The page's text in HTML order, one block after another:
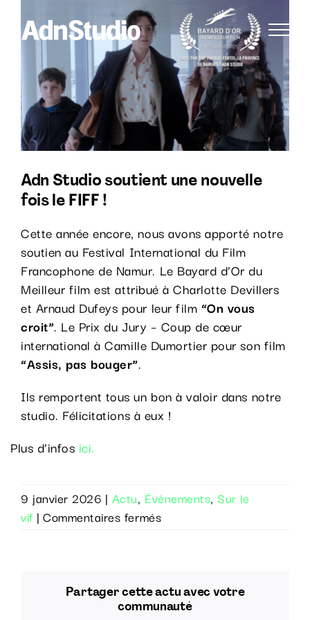
contenu
l'image
agrandie
Adn Studio soutient une nouvelle
fois le FIFF !
Cette année encore, nous avons apporté notre
soutien au Festival International du Film
Francophone de Namur. Le Bayard d’Or du
Meilleur film est attribué à Charlotte Devillers
et Arnaud Dufeys pour leur film “On vous
croit”. Le Prix du Jury – Coup de cœur
international à Camille Dumortier pour son film
“Assis, pas bouger”.
Ils remportent tous un bon à valoir dans notre
studio. Félicitations à eux !
Plus d’infos ici.
9 janvier 2026 | Actu, Évènements,Sur le
vif | Commentaires ferméssur
une
nouvelle
Partager cette actu avec votre
communauté